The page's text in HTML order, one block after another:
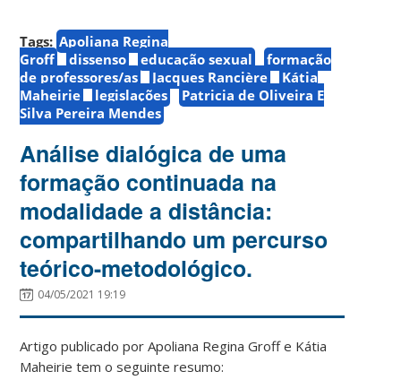
Tags: Apoliana Regina
Groff
dissenso educação sexual
formação
de professores/as
Jacques Rancière
Kátia
Maheirie
legislações
Patricia de Oliveira E
Silva Pereira Mendes
Análise dialógica de uma
formação continuada na
modalidade a distância:
compartilhando um percurso
teórico-metodológico.
04/05/2021 19:19
Artigo publicado por Apoliana Regina Groff e Kátia
Maheirie tem o seguinte resumo: